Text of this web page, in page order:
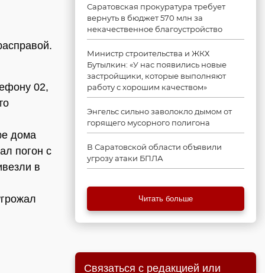
02,
дома
погон с
в
Саратовская прокуратура требует
вернуть в бюджет 570 млн за
некачественное благоустройство
Министр строительства и ЖКХ
Бутылкин: «У нас появились новые
застройщики, которые выполняют
работу с хорошим качеством»
Энгельс сильно заволокло дымом от
горящего мусорного полигона
В Саратовской области объявили
угрозу атаки БПЛА
Читать больше
Связаться с редакцией или